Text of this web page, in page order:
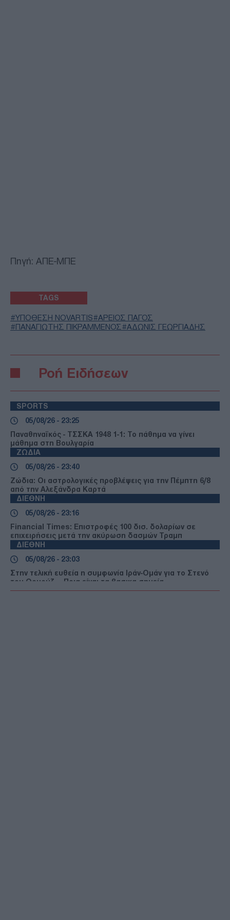
Πηγή: ΑΠΕ-ΜΠΕ
TAGS
ΥΠΟΘΕΣΗ NOVARTIS
ΑΡΕΙΟΣ ΠΑΓΟΣ
ΠΑΝΑΓΙΩΤΗΣ ΠΙΚΡΑΜΜΕΝΟΣ
ΑΔΩΝΙΣ ΓΕΩΡΓΙΑΔΗΣ
Ροή Ειδήσεων
SPORTS
05/08/26 - 23:25
Παναθηναϊκός - ΤΣΣΚΑ 1948 1-1: Το πάθημα να γίνει
μάθημα στη Βουλγαρία
ΖΩΔΙΑ
05/08/26 - 23:40
Ζώδια: Οι αστρολογικές προβλέψεις για την Πέμπτη 6/8
από την Αλεξάνδρα Καρτά
ΔΙΕΘΝΗ
05/08/26 - 23:16
Financial Times: Επιστροφές 100 δισ. δολαρίων σε
επιχειρήσεις μετά την ακύρωση δασμών Τραμπ
ΔΙΕΘΝΗ
05/08/26 - 23:03
Στην τελική ευθεία η συμφωνία Ιράν-Ομάν για το Στενό
του Ορμούζ — Ποια είναι τα βασικα σημεία
ΔΙΕΘΝΗ